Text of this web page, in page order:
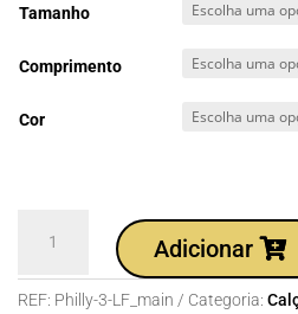
Tamanho
Comprimento
Cor
Jeans
REV'IT
Adicionar
REF: Philly-3-LF_main Categoria: